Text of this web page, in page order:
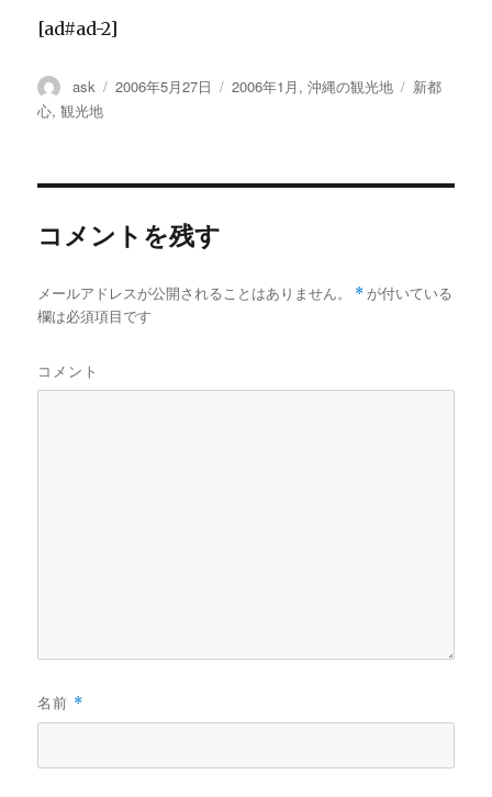
[ad#ad-2]
投
稿
ask
投
2006年5月27日
カ
2006年1月 ,沖縄の観光地
タ
新都
心,観光地
コメントを残す
メールアドレスが公開されることはありません。 * が付いている
欄は必須項目です
コメント
名前 *